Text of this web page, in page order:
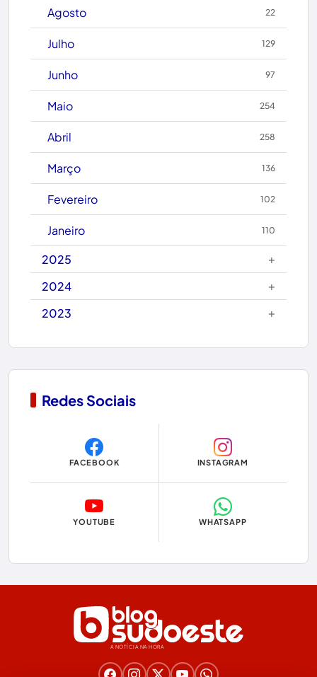
Caturama
Chapada Diamantina
Condeúba
Copa do Mundo 2026
Dom Basílio
Economia
Educação
Eleições 2024
Encruzilhada
Agosto
22
Julho 129
Junho 97
Maio 254
Abril 258
Março 136
Fevereiro 102
Janeiro 110
2025
+
2024
+
2023
+
Redes Sociais
FACEBOOK INSTAGRAM
YOUTUBE WHATSAPP
A NOTÍCIA NA HORA